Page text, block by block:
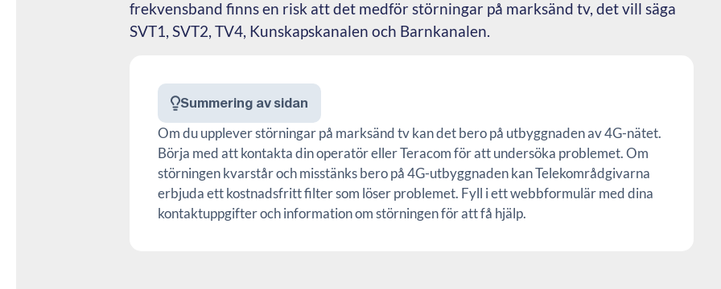
frekvensband finns en risk att det medför störningar på marksänd tv, det vill säga
SVT1, SVT2, TV4, Kunskapskanalen och Barnkanalen.
Summering av sidan
Om du upplever störningar på marksänd tv kan det bero på utbyggnaden av 4G-nätet.
Börja med att kontakta din operatör eller Teracom för att undersöka problemet. Om
störningen kvarstår och misstänks bero på 4G-utbyggnaden kan Telekområdgivarna
erbjuda ett kostnadsfritt filter som löser problemet. Fyll i ett webbformulär med dina
kontaktuppgifter och information om störningen för att få hjälp.